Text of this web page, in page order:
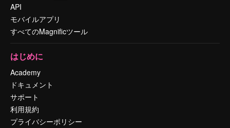
API
モバイルアプリ
すべてのMagnificツール
はじめに
Academy
ドキュメント
サポート
利用規約
プライバシーポリシー